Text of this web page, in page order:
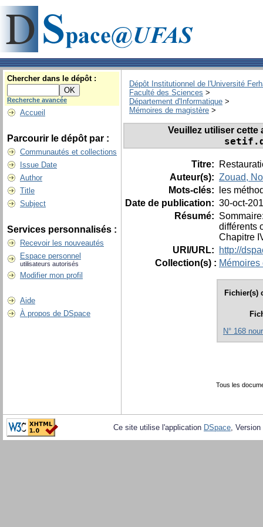
Chercher dans le dépôt :
Recherche avancée
Accueil
Parcourir le dépôt par :
Communautés et collections
Issue Date
Author
Title
Subject
Services personnalisés :
Recevoir les nouveautés
Espace personnel
utilisateurs autorisés
Modifier mon profil
Aide
À propos de DSpace
Dépôt Institutionnel de l'Université
Faculté des Sciences >
Département d'Informatique >
Mémoires de magistère >
Veuillez utiliser
Titre:
Auteur(s): Zouad,
Mots-clés:
les
Date de publication: 30-oct-
Résumé:
différents
Chapitre
URI/URL:
http://
Collection(s) :
Fichier(s)
N° 168
Tous les
Ce site utilise l'application DSpace,